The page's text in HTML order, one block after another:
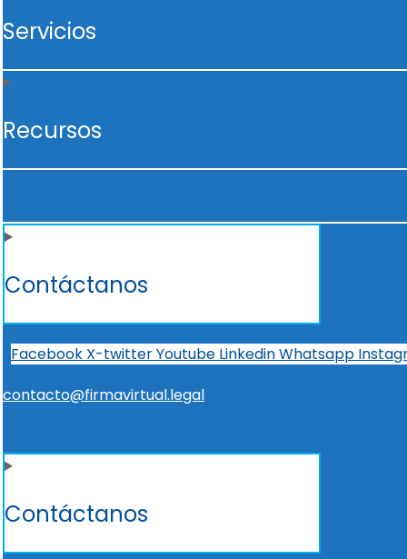
Servicios
Recursos
Contáctanos
Facebook X-twitterYoutube LinkedinWhatsapp
contacto@firmavirtual.legal
Contáctanos